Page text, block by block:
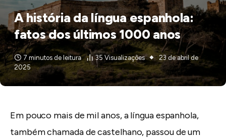
A história da língua espanhola:
fatos dos últimos 1000 anos
7 minutos de leitura 35 Visualizações
23 de abril de
2025
Em pouco mais de mil anos, a língua espanhola,
também chamada de castelhano, passou de um